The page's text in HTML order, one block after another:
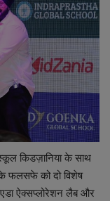
किडज़ानिया के साथ
को दो विशेष
ऐक्सप्लोरेशन लैब और